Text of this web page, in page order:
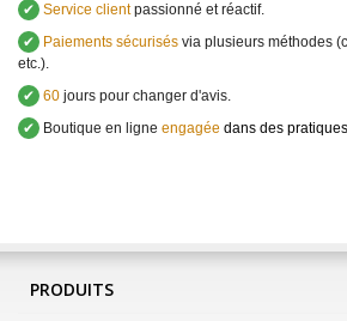
✔ Service clientpassionné et réactif.
✔
Paiements sécurisés via plusieurs méthodes
etc.).
✔ 60 jours pour changer d'avis.
✔
Boutique en ligne engagée dans des pratiques
PRODUITS